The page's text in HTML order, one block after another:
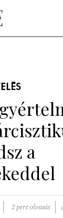
a
2 perc olvasás